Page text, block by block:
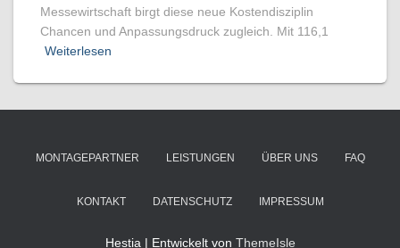
Messewirtschaft birgt diese neue Kostendisziplin
Chancen und Anpassungsdruck zugleich. Mit 116,1
Weiterlesen
MONTAGEPARTNER LEISTUNGEN ÜBER UNS FAQ
KONTAKT DATENSCHUTZ IMPRESSUM
Hestia | Entwickelt von ThemeIsle